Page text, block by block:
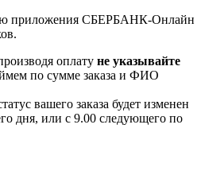
приложения СБЕРБАНК-Онлайн
оплату не указывайте
по сумме заказа и ФИО
вашего заказа будет изменен
дня, или с 9.00 следующего по